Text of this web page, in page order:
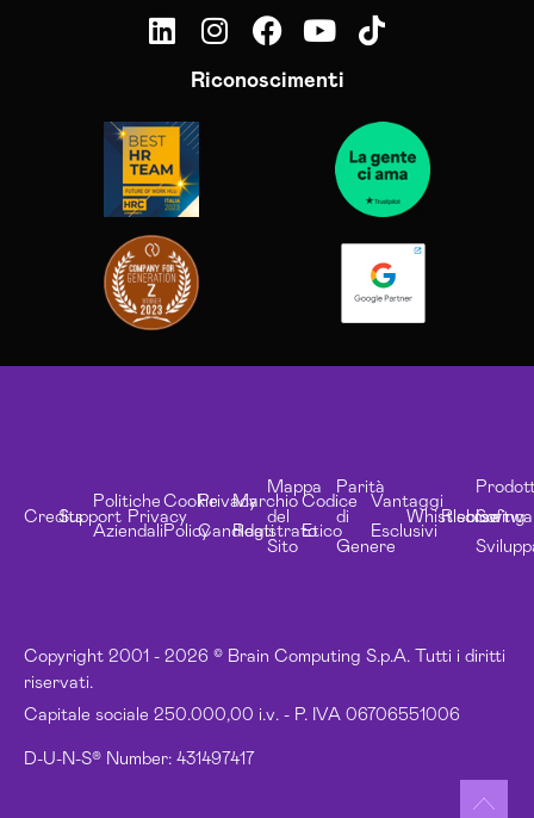
Riconoscimenti
Copyright 2001 - 2026 © Brain Computing S.p.A. Tutti i diritti
riservati.
Capitale sociale 250.000,00 i.v. - P. IVA 06706551006
D-U-N-S® Number: 431497417
CreditsSupport
Politiche
Aziendali
Privacy
Cookie
Policy
Privacy
Candidati
Marchio
Registrato
Mappa
del
Sito
Codice
Etico
Parità
di
Genere
Vantaggi
Esclusivi
Whistleblowing
Risorse